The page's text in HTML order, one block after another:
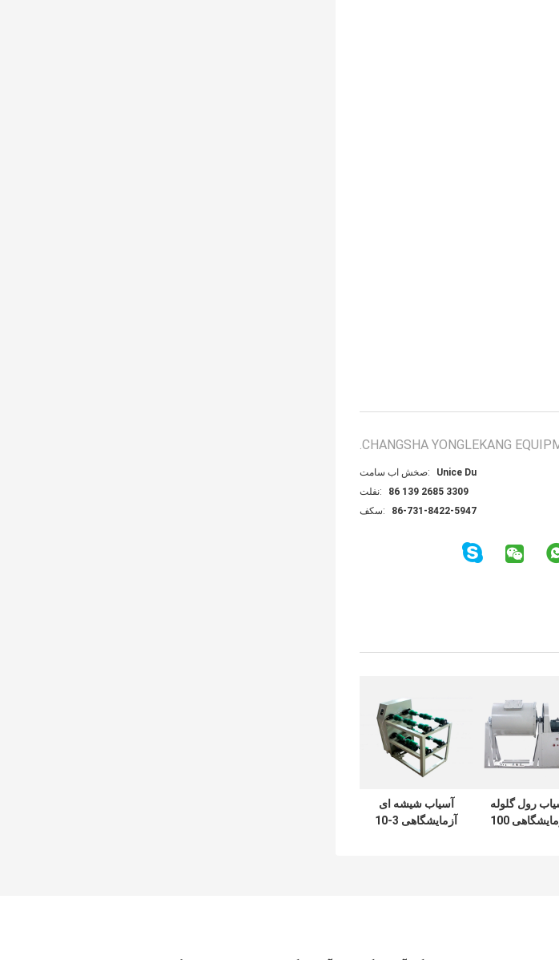
CHANGSHA YONGLEKANG
تماس با شخص:
Unice Du
تلفن:
86 139 2685 3309
فکس:
86-731-8422-5947
رول گلوله
آزمایشگاهی 100
آسیاب شیشه ای
آزمایشگاهی 3-10